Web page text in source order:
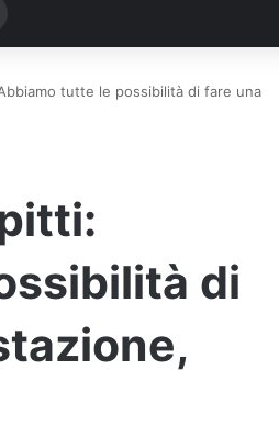
tutte le possibilità di fare una
di